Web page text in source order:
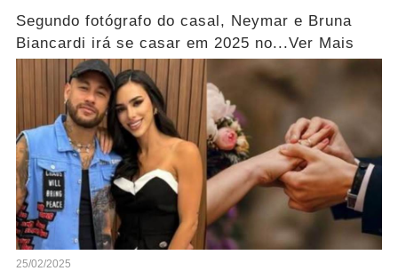
Segundo fotógrafo do casal, Neymar e Bruna
Biancardi irá se casar em 2025 no...Ver Mais
25/02/2025